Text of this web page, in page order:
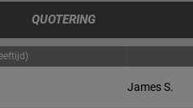
QUOTERING
James S.